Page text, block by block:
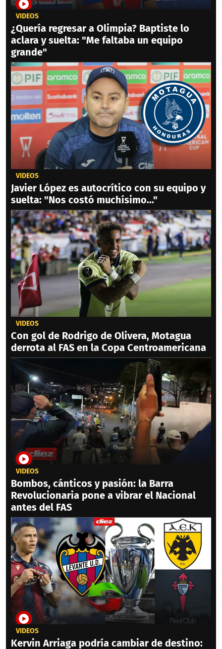
VIDEOS
¿Quería regresar a Olimpia? Baptiste lo
aclara y suelta: "Me faltaba un equipo
grande"
VIDEOS
Javier López es autocrítico con su equipo y
suelta: "Nos costó muchísimo..."
VIDEOS
Con gol de Rodrigo de Olivera, Motagua
derrota al FAS en la Copa Centroamericana
VIDEOS
Bombos, cánticos y pasión: la Barra
Revolucionaria pone a vibrar el Nacional
antes del FAS
VIDEOS
Kervin Arriaga podría cambiar de destino: